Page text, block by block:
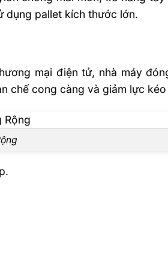
dụng pallet kích thước lớn.
mại điện tử, nhà máy
chế cong càng và giảm lực